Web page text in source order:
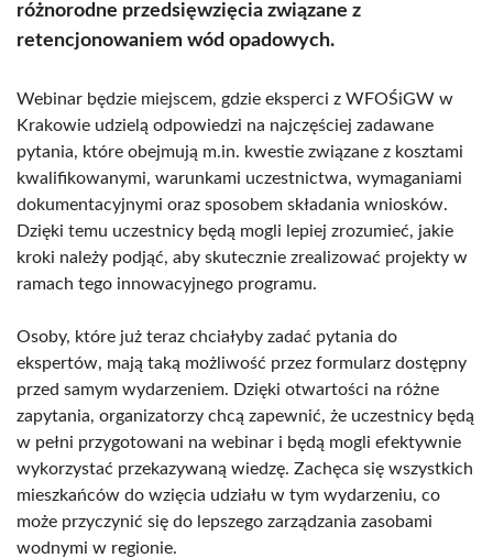
różnorodne przedsięwzięcia związane z
retencjonowaniem wód opadowych.
Webinar będzie miejscem, gdzie eksperci z WFOŚiGW w
Krakowie udzielą odpowiedzi na najczęściej zadawane
pytania, które obejmują m.in. kwestie związane z kosztami
kwalifikowanymi, warunkami uczestnictwa, wymaganiami
dokumentacyjnymi oraz sposobem składania wniosków.
Dzięki temu uczestnicy będą mogli lepiej zrozumieć, jakie
kroki należy podjąć, aby skutecznie zrealizować projekty w
ramach tego innowacyjnego programu.
Osoby, które już teraz chciałyby zadać pytania do
ekspertów, mają taką możliwość przez formularz dostępny
przed samym wydarzeniem. Dzięki otwartości na różne
zapytania, organizatorzy chcą zapewnić, że uczestnicy będą
w pełni przygotowani na webinar i będą mogli efektywnie
wykorzystać przekazywaną wiedzę. Zachęca się wszystkich
mieszkańców do wzięcia udziału w tym wydarzeniu, co
może przyczynić się do lepszego zarządzania zasobami
wodnymi w regionie.